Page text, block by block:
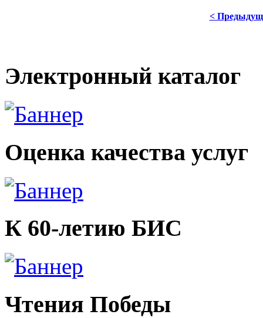
<
Электронный каталог
Оценка качества услуг
К 60-летию БИС
Чтения Победы